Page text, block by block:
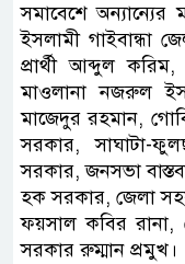
সমাবেশে অন্যান্যের
ইসলামী
প্রার্থী আব্দুল করিম,
মাওলানা নজরুল
মাজেদুর রহমান,
সরকার, সাঘাটা-
সরকার, জনসভা
হক সরকার, জেলা
ফয়সাল কবির রানা,
সরকার রুম্মান প্রমুখ।